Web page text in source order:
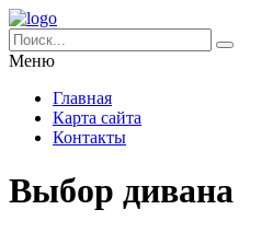
Меню
Главная
Карта сайта
Контакты
Выбор дивана